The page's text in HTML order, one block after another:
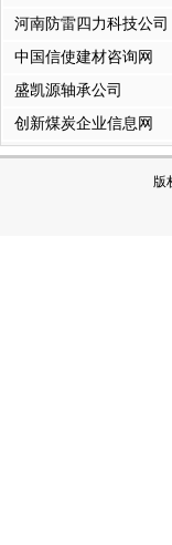
河南防雷四力科技公司
中国信使建材咨询网
盛凯源轴承公司
创新煤炭企业信息网
版